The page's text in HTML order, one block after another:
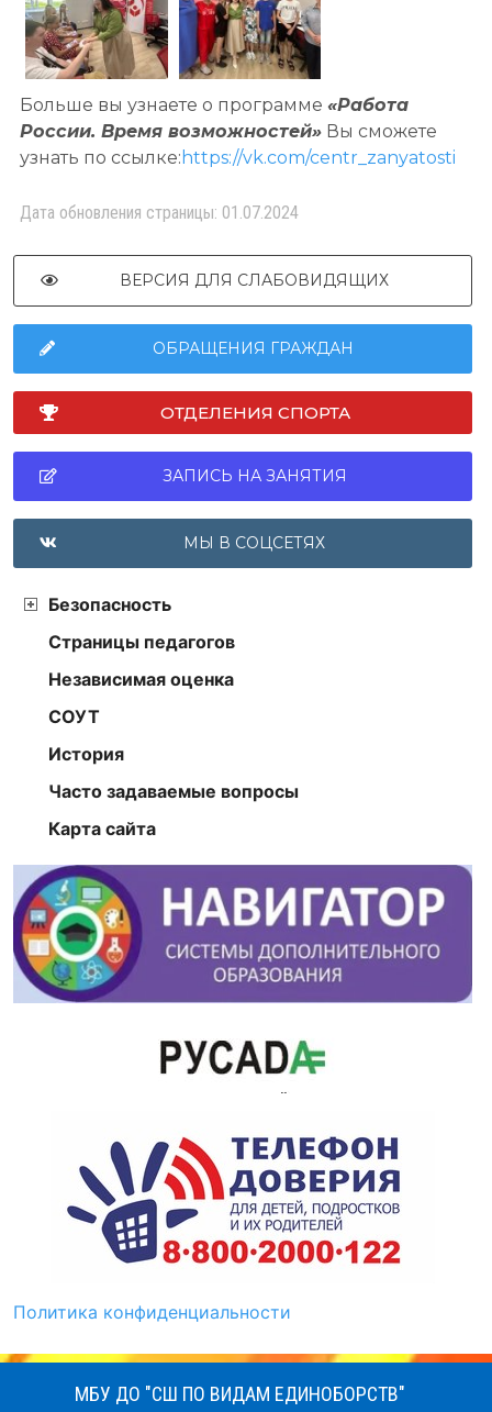
Больше вы узнаете о программе «Работа
России. Время возможностей» Вы сможете
узнать по ссылке: https://vk.com/centr_zanyatosti
Дата обновления страницы: 01.07.2024
ВЕРСИЯ ДЛЯ СЛАБОВИДЯЩИХ
ОБРАЩЕНИЯ ГРАЖДАН
ОТДЕЛЕНИЯ СПОРТА
ЗАПИСЬ НА ЗАНЯТИЯ
МЫ В СОЦСЕТЯХ
Безопасность
Страницы педагогов
Независимая оценка
СОУТ
История
Часто задаваемые вопросы
Карта сайта
Политика конфиденциальности
МБУ ДО "СШ ПО ВИДАМ ЕДИНОБОРСТВ"